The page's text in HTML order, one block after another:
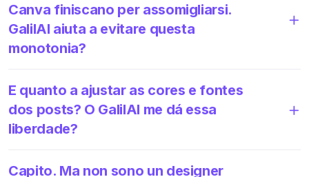
Canva finiscano per assomigliarsi.
GalilAI aiuta a evitare questa
monotonia?
E quanto a ajustar as cores e fontes
dos posts? O GalilAI me dá essa
liberdade?
Capito. Ma non sono un designer